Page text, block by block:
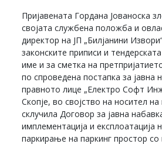
Пријавената Гордана Јованоска
својата службена положба и
директор на ЈП „Билјанини
законските приписи и
име и за сметка на
по спроведена постапка за јавна
правното лице „Електро Софт
Скопје, во својство на носител
склучила Договор за јавна
имплементација и експлоатација
паркирање на паркинг простор со